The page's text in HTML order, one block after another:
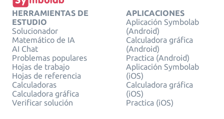
HERRAMIENTAS DE
ESTUDIO
Solucionador
Matemático de IA
AI Chat
Problemas populares
Hojas de trabajo
Hojas de referencia
Calculadoras
Calculadora gráfica
Verificar solución
APLICACIONES
Aplicación Symbolab
(Android)
Calculadora gráfica
(Android)
Practica (Android)
Aplicación Symbolab
(iOS)
Calculadora gráfica
(iOS)
Practica (iOS)